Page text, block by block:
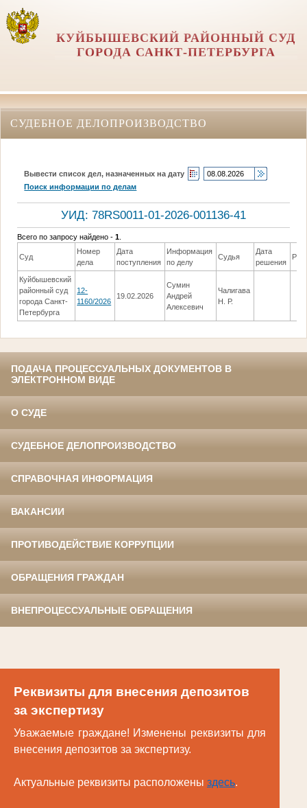
КУЙБЫШЕВСКИЙ РАЙОННЫЙ СУД
ГОРОДА САНКТ-ПЕТЕРБУРГА
СУДЕБНОЕ ДЕЛОПРОИЗВОДСТВО
Вывести список дел, назначенных на дату
Поиск информации по делам
УИД: 78RS0011-01-2026-001136-41
Всего по запросу найдено -1
Суд
Номер
дела
Дата
поступления
Информация
по делу
Судья
Дата
решения
Куйбышевский
районный суд
города Санкт-
Петербурга
12-
1160/2026
19.02.2026
Сумин
Андрей
Алексевич
Чалигава
Н. Р.
ПОДАЧА ПРОЦЕССУАЛЬНЫХ ДОКУМЕНТОВ В
ЭЛЕКТРОННОМ ВИДЕ
О СУДЕ
СУДЕБНОЕ ДЕЛОПРОИЗВОДСТВО
СПРАВОЧНАЯ ИНФОРМАЦИЯ
ВАКАНСИИ
ПРОТИВОДЕЙСТВИЕ КОРРУПЦИИ
ОБРАЩЕНИЯ ГРАЖДАН
ВНЕПРОЦЕССУАЛЬНЫЕ ОБРАЩЕНИЯ
Реквизиты для внесения депозитов
за экспертизу
Уважаемые граждане! Изменены реквизиты для
внесения депозитов за экспертизу.
Актуальные реквизиты расположеныздесь.